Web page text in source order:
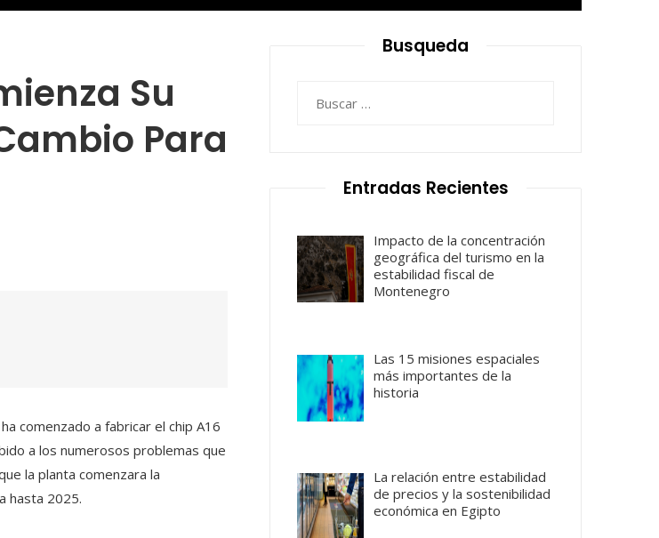
Su
Para
comenzado a fabricar el chip A16
a los numerosos problemas que
la planta comenzara la
hasta 2025.
Busqueda
Entradas Recientes
Impacto de la concentración
geográfica del turismo en la
estabilidad fiscal de
Montenegro
Las 15 misiones espaciales
más importantes de la
historia
La relación entre estabilidad
de precios y la sostenibilidad
económica en Egipto